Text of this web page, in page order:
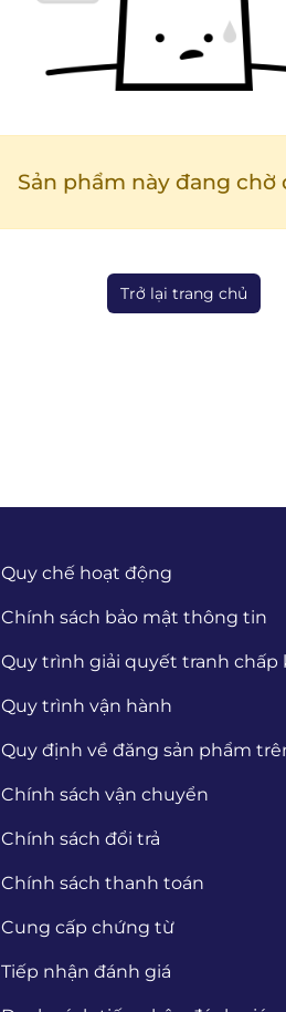
Sản phẩm này đang chờ
Trở lại trang chủ
Quy chế hoạt động
Chính sách bảo mật thông tin
Quy trình giải quyết tranh chấp
Quy trình vận hành
Quy định về đăng sản phẩm
Chính sách vận chuyển
Chính sách đổi trả
Chính sách thanh toán
Cung cấp chứng từ
Tiếp nhận đánh giá